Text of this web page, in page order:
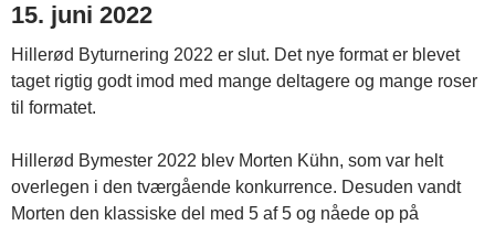
15. juni 2022
Hillerød Byturnering 2022 er slut. Det nye format er blevet
taget rigtig godt imod med mange deltagere og mange roser
til formatet.
Hillerød Bymester 2022 blev Morten Kühn, som var helt
overlegen i den tværgående konkurrence. Desuden vandt
Morten den klassiske del med 5 af 5 og nåede op på